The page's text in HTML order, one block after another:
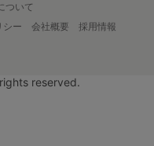
ついて
シー 会社概要
採用情報
reserved.